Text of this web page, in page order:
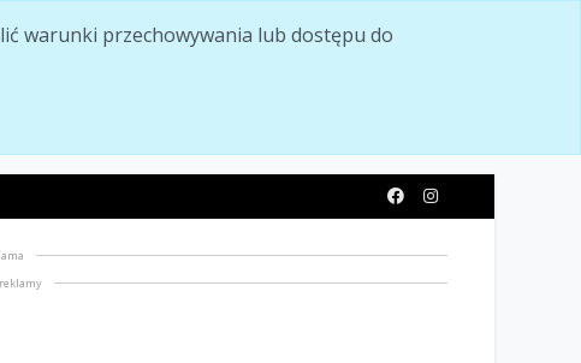
warunki przechowywania lub dostępu do